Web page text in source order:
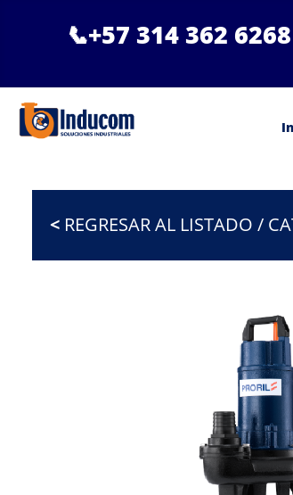
📞+57 314 362 6268
<REGRESAR AL LISTADO /